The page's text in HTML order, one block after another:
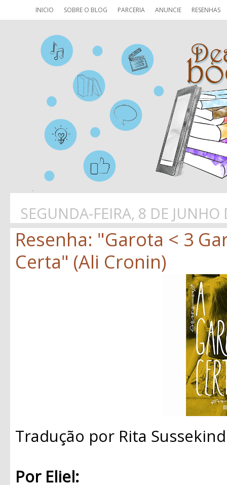
INICIO SOBRE O BLOG PARCERIA ANUNCIE RESENHAS
SEGUNDA-FEIRA, 8 DE JUNHO
Resenha: "Garota < 3
Certa" (Ali Cronin)
Tradução por Rita Sussekind
Por Eliel: